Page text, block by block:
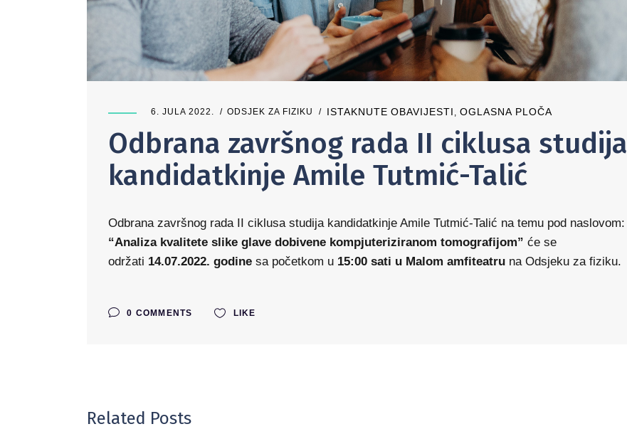
6. JULA 2022. ODSJEK ZA FIZIKU ISTAKNUTE OBAVIJESTI , OGLASNA PLOČA
Odbrana završnog rada II ciklusa studija
kandidatkinje Amile Tutmić-Talić
Odbrana završnog rada II ciklusa studija kandidatkinje Amile Tutmić-Talić na temu pod naslovom:
“Analiza kvalitete slike glave dobivene kompjuteriziranom tomografijom” će se
održati 14.07.2022. godine sa početkom u 15:00 sati u Malom amfiteatru na Odsjeku za fiziku.
0 COMMENTS LIKE
Related Posts